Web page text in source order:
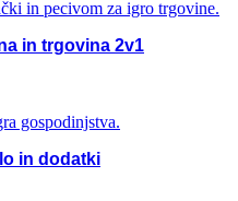
in trgovina 2v1
in dodatki